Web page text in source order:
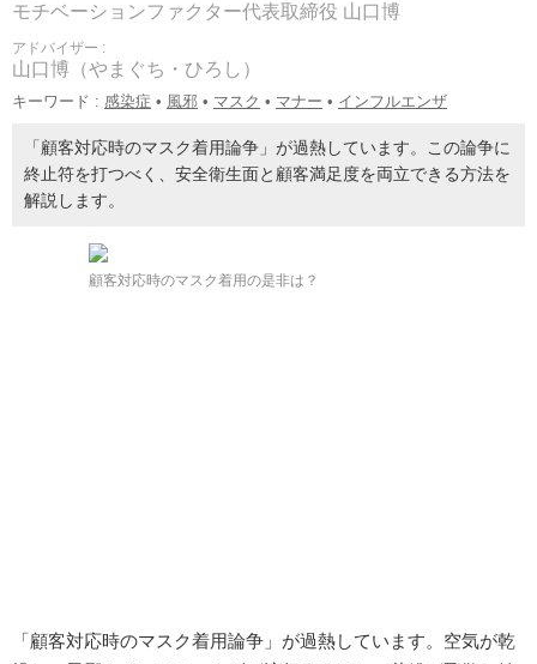
モチベーションファクター代表取締役 山口博
アドバイザー :
山口博（やまぐち・ひろし）
キーワード : 感染症 • 風邪 • マスク • マナー • インフルエンザ
「顧客対応時のマスク着用論争」が過熱しています。この論争に
終止符を打つべく、安全衛生面と顧客満足度を両立できる方法を
解説します。
顧客対応時のマスク着用の是非は？
「顧客対応時のマスク着用論争」が過熱しています。空気が乾